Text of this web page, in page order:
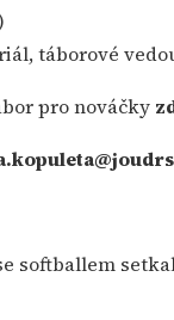
táborové
pro nováčky
softballem